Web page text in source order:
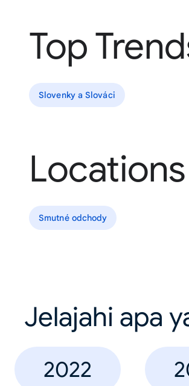
Top
Slovenky a Slováci
Locations
Smutné odchody
Jelajahi apa
2022